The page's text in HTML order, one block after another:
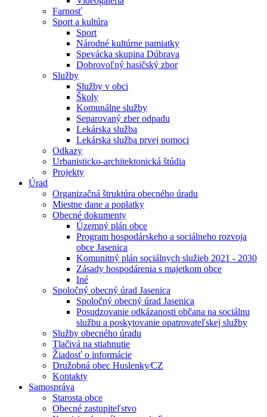
Farnosť
Sport a kultúra
Sport
Národné kultúrne pamiatky
Spevácka skupina Dúbrava
Dobrovoľný hasičský zbor
Služby
Služby v obci
Školy
Komunálne služby
Separovaný zber odpadu
Lekárska služba
Lekárska služba prvej pomoci
Odkazy
Urbanisticko-architektonická štúdia
Projekty
Úrad
Organizačná štruktúra obecného úradu
Miestne dane a poplatky
Obecné dokumenty
Územný plán obce
Program hospodárskeho a sociálneho rozvoja
obce Jasenica
Komunitný plán sociálnych služieb 2021 - 2030
Zásady hospodárenia s majetkom obce
Iné
Spoločný obecný úrad Jasenica
Spoločný obecný úrad Jasenica
Posudzovanie odkázanosti občana na sociálnu
službu a poskytovanie opatrovateľskej služby
Služby obecného úradu
Tlačivá na stiahnutie
Žiadosť o informácie
Družobná obec Huslenky⁄CZ
Kontakty
Samospráva
Starosta obce
Obecné zastupiteľstvo